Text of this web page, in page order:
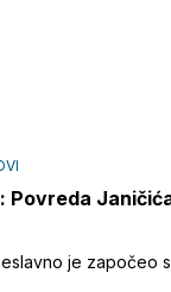
Povreda
je započeo